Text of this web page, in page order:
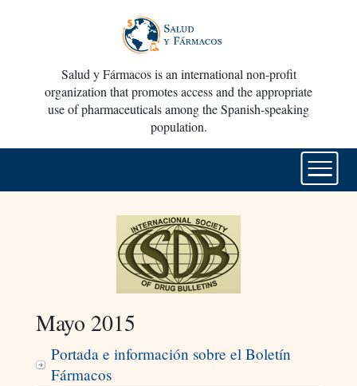
Salud y Fármacos is an international non-profit
organization that promotes access and the appropriate
use of pharmaceuticals among the Spanish-speaking
population.
Mayo 2015
Portada e información sobre el Boletín
Fármacos